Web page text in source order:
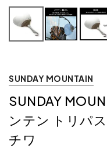
SUNDAY MOUNTAIN
SUNDAY
ンテン トリパ
チワ